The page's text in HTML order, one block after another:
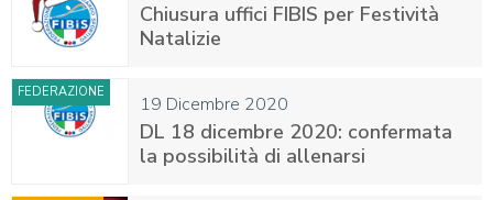
Chiusura uffici FIBIS per Festività
Natalizie
19 Dicembre 2020
FEDERAZIONE
DL 18 dicembre 2020: confermata
la possibilità di allenarsi